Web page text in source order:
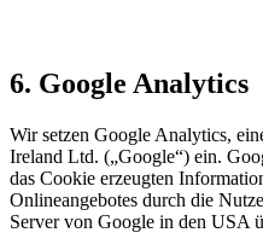
6. Google Analytics
Wir setzen Google Analytics,
Ireland Ltd. („Google“) ein.
das Cookie erzeugten
Onlineangebotes durch die
Server von Google in den USA